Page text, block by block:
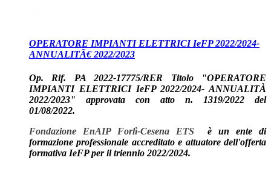
OPERATORE IMPIANTI ELETTRICI IeFP 2022/2024-
ANNUALITÃ€ 2022/2023
Op. Rif. PA 2022-17775/RER Titolo "OPERATORE
IMPIANTI ELETTRICI IeFP 2022/2024- ANNUALITÀ
2022/2023" approvata con atto n. 1319/2022 del
01/08/2022.
Fondazione EnAIP Forlì-Cesena ETS
è un ente di
formazione professionale accreditato e attuatore dell'offerta
formativa IeFP per il triennio 2022/2024.